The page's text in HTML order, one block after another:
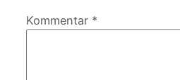
Kommentar *